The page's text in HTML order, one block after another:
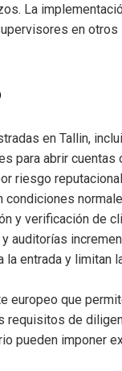
La
en otros
en Tallin,
para abrir cuentas
riesgo
condiciones
y verificación de
auditorías
entrada y limitan
europeo que
requisitos de
pueden imponer